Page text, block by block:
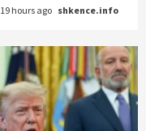
19 hours ago shkence.info